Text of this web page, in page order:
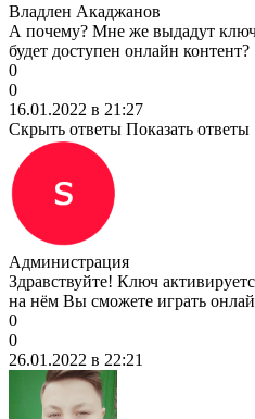
Владлен Акаджанов
А почему? Мне же выдадут
будет доступен онлайн контент?
0
0
16.01.2022 в 21:27
Скрыть ответы Показать ответы
Администрация
Здравствуйте! Ключ
на нём Вы сможете играть
0
0
26.01.2022 в 22:21